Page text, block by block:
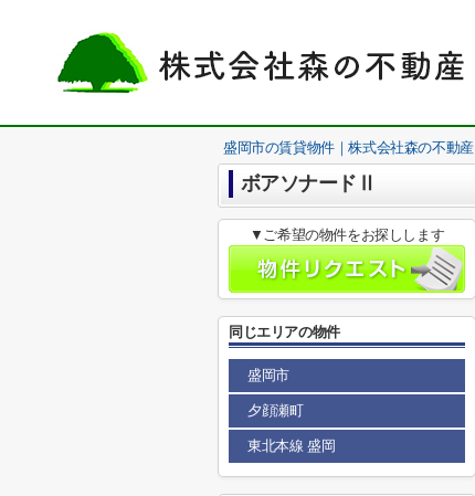
盛岡市の賃貸物件｜株式会社森の不動産
ボアソナードⅡ
▼ご希望の物件をお探しします
同じエリアの物件
盛岡市
夕顔瀬町
東北本線 盛岡